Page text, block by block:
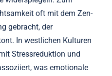
Achtsamkeitstechniken
Effektivität in
Praktiken wie
wurden in